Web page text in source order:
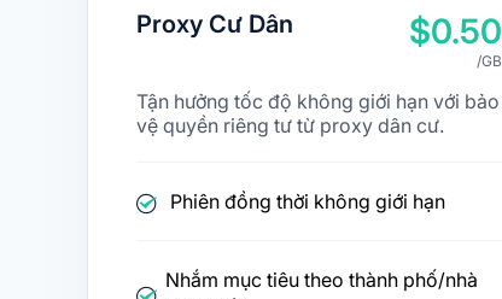
Proxy Cư Dân $0.50
/GB
Tận hưởng tốc độ không giới hạn với bảo
vệ quyền riêng tư từ proxy dân cư.
Phiên đồng thời không giới hạn
Nhắm mục tiêu theo thành phố/nhà